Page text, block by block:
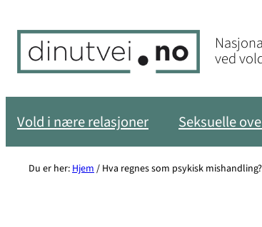
innhold
ved
Vold i nære relasjoner Seksuelle
Du er her:Hjem/ Hva regnes som psykisk mishandling?